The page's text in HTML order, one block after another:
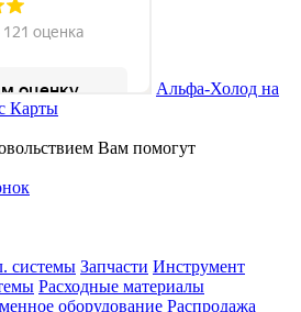
Альфа-Холод на
Карты
Вам помогут
системы Запчасти Инструмент
Расходные материалы
оборудование Распродажа